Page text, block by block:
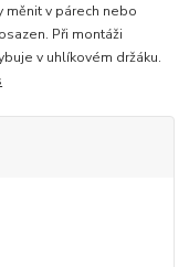
měnit v párech nebo
Při montáži
v uhlíkovém držáku.